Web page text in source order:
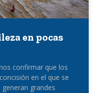
en pocas
confirmar que los
en el que se
grandes